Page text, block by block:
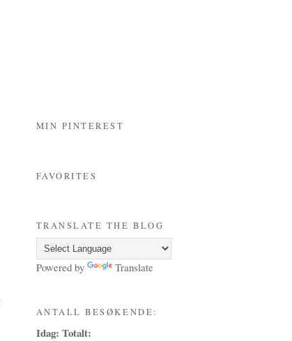
MIN PINTEREST
FAVORITES
TRANSLATE THE BLOG
Powered by Translate
ANTALL BESØKENDE:
Idag: Totalt: